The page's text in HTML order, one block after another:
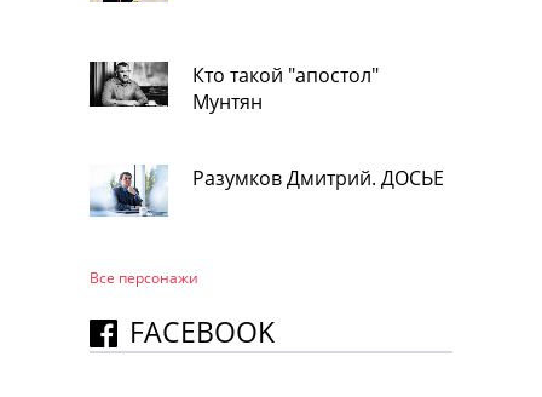
Кто такой "апостол"
Мунтян
Разумков Дмитрий. ДОСЬЕ
Все персонажи
FACEBOOK